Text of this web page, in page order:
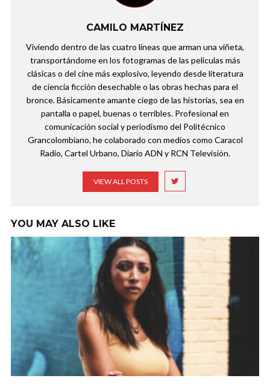
CAMILO MARTÍNEZ
Viviendo dentro de las cuatro líneas que arman una viñeta,
transportándome en los fotogramas de las películas más
clásicas o del cine más explosivo, leyendo desde literatura
de ciencia ficción desechable o las obras hechas para el
bronce. Básicamente amante ciego de las historias, sea en
pantalla o papel, buenas o terribles. Profesional en
comunicación social y periodismo del Politécnico
Grancolombiano, he colaborado con medios como Caracol
Radio, Cartel Urbano, Diario ADN y RCN Televisión.
VIEW ALL POSTS
YOU MAY ALSO LIKE